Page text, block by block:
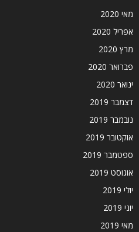
מאי 2020
אפריל 2020
מרץ 2020
פברואר 2020
ינואר 2020
דצמבר 2019
נובמבר 2019
אוקטובר 2019
ספטמבר 2019
אוגוסט 2019
יולי 2019
יוני 2019
מאי 2019